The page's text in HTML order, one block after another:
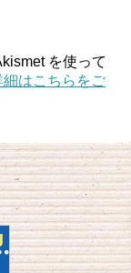
を使って
はこちらをご